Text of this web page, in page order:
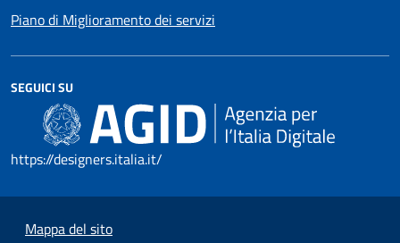
Piano di Miglioramento dei servizi
SEGUICI SU
https://designers.italia.it/
Mappa del sito